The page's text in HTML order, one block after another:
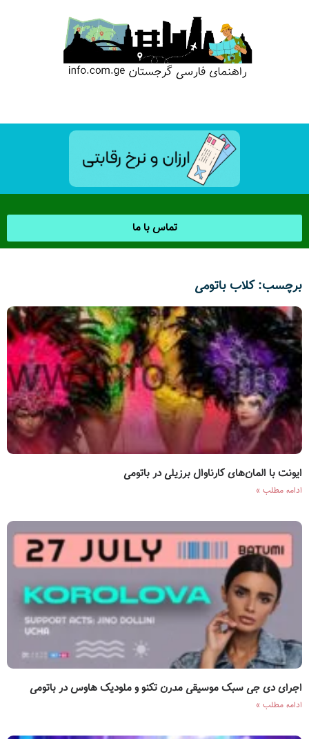
تماس با ما
برچسب: کلاب باتومی
ایونت با المان‌های کارناوال برزیلی در باتومی
ادامه مطلب »
اجرای دی جی سبک موسیقی مدرن تکنو و ملودیک هاوس در باتومی
ادامه مطلب »